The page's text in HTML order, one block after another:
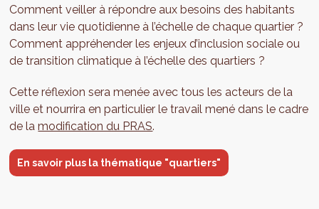
Comment veiller à répondre aux besoins des habitants
dans leur vie quotidienne à l’échelle de chaque quartier ?
Comment appréhender les enjeux d’inclusion sociale ou
de transition climatique à l’échelle des quartiers ?
Cette réflexion sera menée avec tous les acteurs de la
ville et nourrira en particulier le travail mené dans le cadre
de lamodification du PRAS.
En savoir plus la thématique "quartiers"